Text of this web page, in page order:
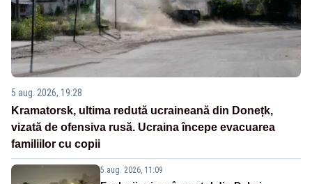
5 aug. 2026, 19:28
Kramatorsk, ultima redută ucraineană din Donețk,
vizată de ofensiva rusă. Ucraina începe evacuarea
familiilor cu copii
5 aug. 2026, 11:09